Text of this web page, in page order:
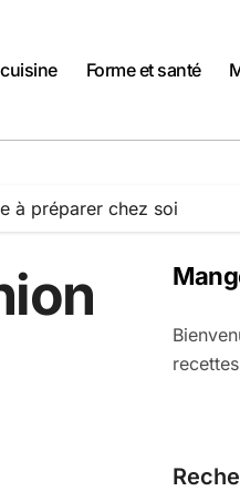
Forme et santé
à préparer chez soi